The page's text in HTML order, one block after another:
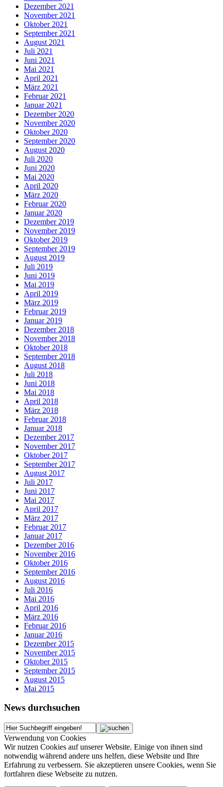
Dezember 2021
November 2021
Oktober 2021
September 2021
August 2021
Juli 2021
Juni 2021
Mai 2021
April 2021
März 2021
Februar 2021
Januar 2021
Dezember 2020
November 2020
Oktober 2020
September 2020
August 2020
Juli 2020
Juni 2020
Mai 2020
April 2020
März 2020
Februar 2020
Januar 2020
Dezember 2019
November 2019
Oktober 2019
September 2019
August 2019
Juli 2019
Juni 2019
Mai 2019
April 2019
März 2019
Februar 2019
Januar 2019
Dezember 2018
November 2018
Oktober 2018
September 2018
August 2018
Juli 2018
Juni 2018
Mai 2018
April 2018
März 2018
Februar 2018
Januar 2018
Dezember 2017
November 2017
Oktober 2017
September 2017
August 2017
Juli 2017
Juni 2017
Mai 2017
April 2017
März 2017
Februar 2017
Januar 2017
Dezember 2016
November 2016
Oktober 2016
September 2016
August 2016
Juli 2016
Mai 2016
April 2016
März 2016
Februar 2016
Januar 2016
Dezember 2015
November 2015
Oktober 2015
September 2015
August 2015
Mai 2015
News durchsuchen
Verwendung von Cookies
Wir nutzen Cookies auf unserer Website. Einige von ihnen sind
notwendig während andere uns helfen, diese Website und Ihre
Erfahrung zu verbessern. Sie akzeptieren unsere Cookies, wenn Sie
fortfahren diese Webseite zu nutzen.